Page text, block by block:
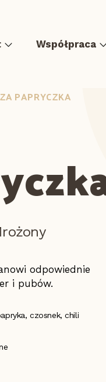
Burger & Hot dog
Współpraca
PAPRYCZKA
odpowiednie
i pubów.
czosnek, chili